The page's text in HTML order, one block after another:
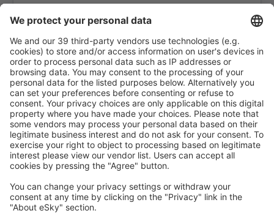
Londres
Glasgow
Gloucestershire Airport (GLO)
Saint Peter Port Guernsey (GCI)
Londres
Humberside Airport (HUY)
Inverness Airport (INV)
Islay Glenegedale (ILY)